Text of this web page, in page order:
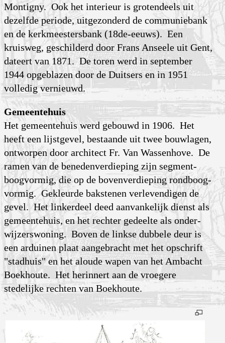
Montigny. Ook het interieur is grotendeels uit
dezelfde periode, uitgezonderd de communiebank
en de kerkmeestersbank (18de-eeuws). Een
kruisweg, geschilderd door Frans Anseele uit Gent,
dateert van 1871. De toren werd in september
1944 opgeblazen door de Duitsers en in 1951
volledig vernieuwd.
Gemeentehuis
Het gemeentehuis werd gebouwd in 1906. Het
heeft een lijstgevel, bestaande uit twee bouwlagen,
ontworpen door architect Fr. Van Wassenhove. De
ramen van de beneden­verdieping zijn segment­
boog­vormig, die op de boven­verdieping rond­boog­
vormig. Gekleurde bakstenen verlevendigen de
gevel. Het linkerdeel deed aanvankelijk dienst als
gemeen­tehuis, en het rechter gedeelte als onder­
wijzers­woning. Boven de linkse dubbele deur is
een arduinen plaat aangebracht met het opschrift
"stadhuis" en het aloude wapen van het Ambacht
Boekhoute. Het herinnert aan de vroegere
stedelijke rechten van Boekhoute.